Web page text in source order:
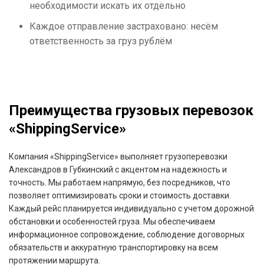
необходимости искать их отдельно
Каждое отправление застраховано: несём
ответственность за груз рублём
Преимущества грузовых перевозок
«ShippingService»
Компания «ShippingService» выполняет грузоперевозки
Александров в Губкинский с акцентом на надежность и
точность. Мы работаем напрямую, без посредников, что
позволяет оптимизировать сроки и стоимость доставки.
Каждый рейс планируется индивидуально с учетом дорожной
обстановки и особенностей груза. Мы обеспечиваем
информационное сопровождение, соблюдение договорных
обязательств и аккуратную транспортировку на всем
протяжении маршрута.